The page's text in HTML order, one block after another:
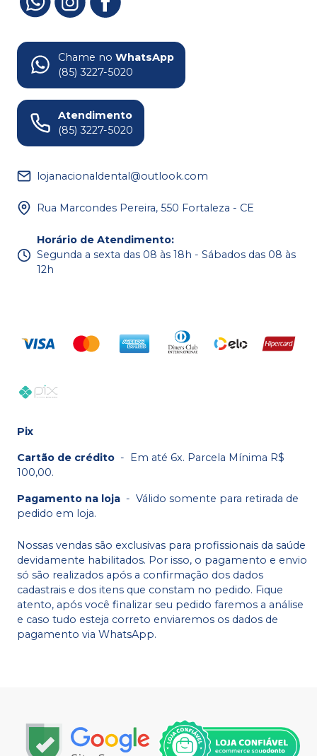
Chame no WhatsApp
(85) 3227-5020
Atendimento
(85) 3227-5020
lojanacionaldental@outlook.com
Rua Marcondes Pereira, 550 Fortaleza - CE
Horário de Atendimento:
Segunda a sexta das 08 às 18h - Sábados das 08 às
12h
Pix
Cartão de crédito - Em até 6x. Parcela Mínima R$
100,00.
Pagamento na loja - Válido somente para retirada de
pedido em loja.
Nossas vendas são exclusivas para profissionais da saúde
devidamente habilitados. Por isso, o pagamento e envio
só são realizados após a confirmação dos dados
cadastrais e dos itens que constam no pedido. Fique
atento, após você finalizar seu pedido faremos a análise
e caso tudo esteja correto enviaremos os dados de
pagamento via WhatsApp.